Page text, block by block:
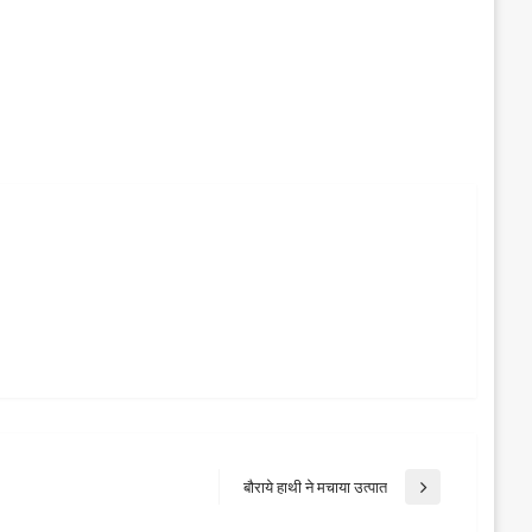
Next
बौराये हाथी ने मचाया उत्पात